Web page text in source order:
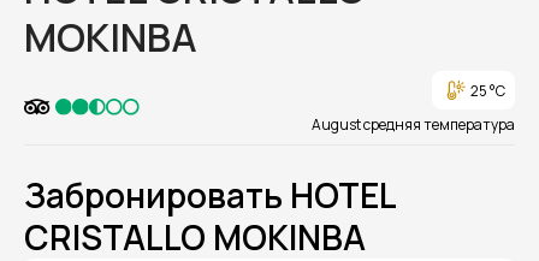
MOKINBA
25 °C
August средняя температура
Забронировать HOTEL
CRISTALLO MOKINBA